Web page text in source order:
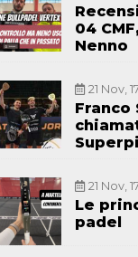
04
Nenno
21 Nov,
Franco
21 Nov,
Le
padel